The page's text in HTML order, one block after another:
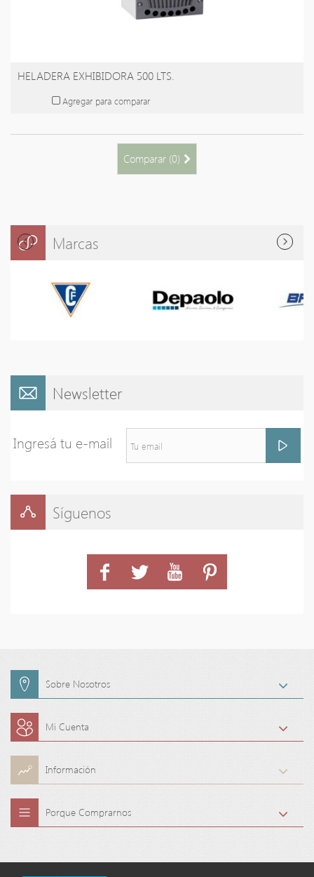
HELADERA EXHIBIDORA 500 LTS.
Agregar para comparar
Comparar (0)
Marcas
Newsletter
Ingresá tu e-mail
Síguenos
Sobre Nosotros
Mi Cuenta
Información
Porque Comprarnos